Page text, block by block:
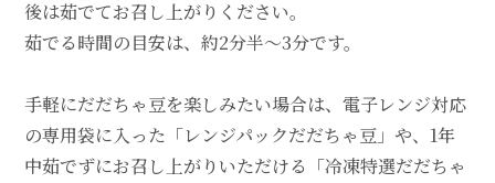
後は茹でてお召し上がりください。
茹でる時間の目安は、約2分半～3分です。
手軽にだだちゃ豆を楽しみたい場合は、電子レンジ対応
の専用袋に入った「レンジパックだだちゃ豆」や、1年
中茹でずにお召し上がりいただける「冷凍特選だだちゃ